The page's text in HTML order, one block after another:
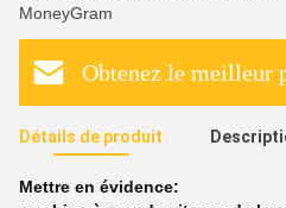
MoneyGram
Obtenez le meilleur
Détails de produit
Mettre en évidence: